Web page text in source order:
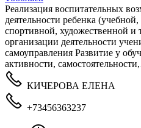
Реализация воспитательных
деятельности ребенка
спортивной, художественной
организации деятельности
самоуправления Развитие у
активности,
КИЧЕРОВА ЕЛЕНА
+73456363237